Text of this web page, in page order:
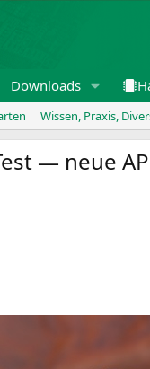
Downloads
Wissen, Praxis,
— neue